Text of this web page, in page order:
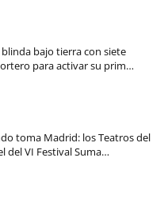
bajo tierra con siete
para activar su prim…
toma Madrid: los Teatros del
del VI Festival Suma…